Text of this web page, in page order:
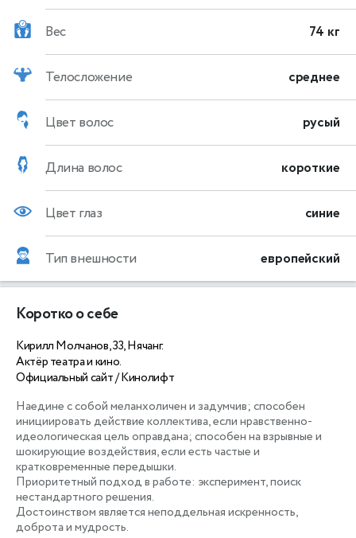
Вес 74 кг
Телосложение среднее
Цвет волос русый
Длина волос короткие
Цвет глаз синие
Тип внешности европейский
Коротко о себе
Кирилл Молчанов, 33, Нячанг.
Актёр театра и кино.
Официальный сайт / Кинолифт
Наедине с собой меланхоличен и задумчив; способен
инициировать действие коллектива, если нравственно-
идеологическая цель оправдана; способен на взрывные и
шокирующие воздействия, если есть частые и
кратковременные передышки.
Приоритетный подход в работе: эксперимент, поиск
нестандартного решения.
Достоинством является неподдельная искренность,
доброта и мудрость.